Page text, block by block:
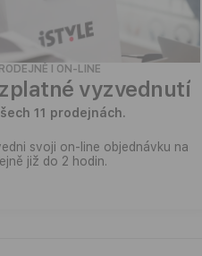
I ON-LINE
vyzvednutí
11 prodejnách.
svoji on-line objednávku na
již do 2 hodin.